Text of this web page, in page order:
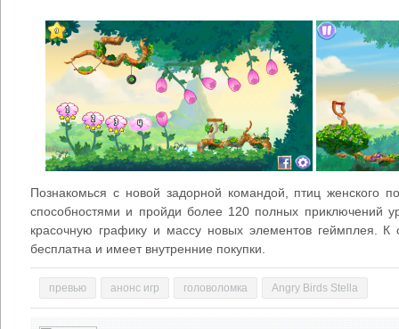
Познакомься с новой задорной командой, птиц женского
способностями и пройди более 120 полных приключений
красочную графику и массу новых элементов геймплея.
бесплатна и имеет внутренние покупки.
превью анонс игр головоломка Angry Birds Stella